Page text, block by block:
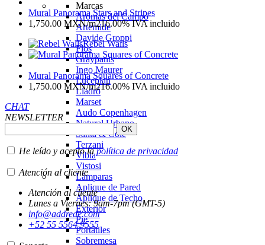
Marcas
Aromas del Campo
Artemide
Davide Groppi
Flos
Graypants
Ingo Maurer
Luceplan
Lladró
Marset
Audo Copenhagen
Natural Urbano
Santa & Cole
Terzani
Vibia
Vistosi
Lámparas
Aplique de Pared
Aplique de Techo
Exterior
Pie
Portátiles
Sobremesa
Mural Panorama Stars and Stripes
1,750.00 MXN/m216.00%IVA incluido
Rebel Walls
Mural Panorama Squares of Concrete
1,750.00 MXN/m216.00% IVA incluido
CHAT
NEWSLETTER
He leído y acepto lapolítica de privacidad
Atención al cliente
Atención al cliente
Lunes a Viernes: 9am-7pm (GMT-5)
info@addrede.com
+52 55 5564 9555